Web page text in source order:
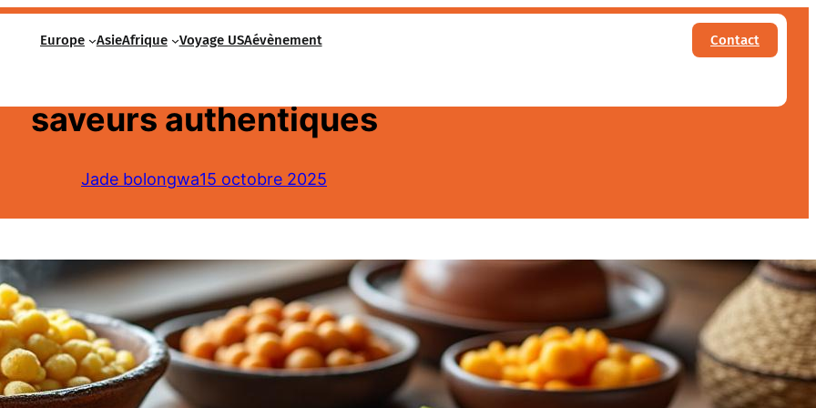
Europe AsieAfrique Voyage USAévènement Contact
de la nourriture béninoise : plats typiques et
saveurs authentiques
Jade bolongwa15 octobre 2025